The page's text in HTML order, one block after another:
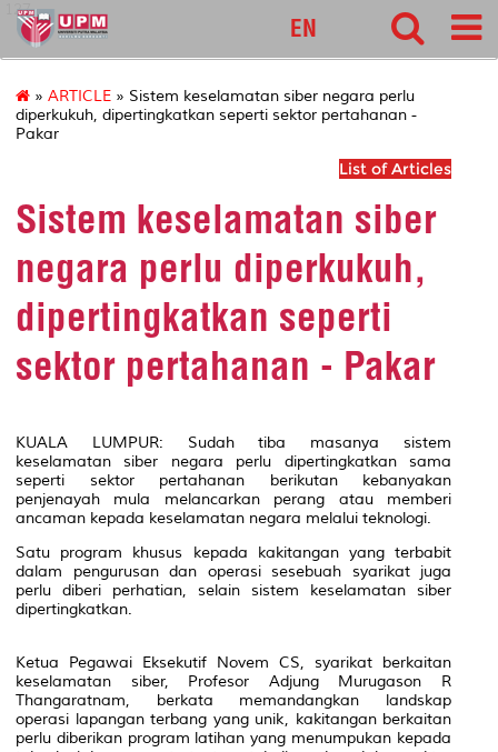
127
EN
» ARTICLE » Sistem keselamatan siber negara perlu
diperkukuh, dipertingkatkan seperti sektor pertahanan -
Pakar
List of Articles
Sistem keselamatan siber
negara perlu diperkukuh,
dipertingkatkan seperti
sektor pertahanan - Pakar
KUALA LUMPUR: Sudah tiba masanya sistem
keselamatan siber negara perlu dipertingkatkan sama
seperti sektor pertahanan berikutan kebanyakan
penjenayah mula melancarkan perang atau memberi
ancaman kepada keselamatan negara melalui teknologi.
Satu program khusus kepada kakitangan yang terbabit
dalam pengurusan dan operasi sesebuah syarikat juga
perlu diberi perhatian, selain sistem keselamatan siber
dipertingkatkan.
Ketua Pegawai Eksekutif Novem CS, syarikat berkaitan
keselamatan siber, Profesor Adjung Murugason R
Thangaratnam, berkata memandangkan landskap
operasi lapangan terbang yang unik, kakitangan berkaitan
perlu diberikan program latihan yang menumpukan kepada